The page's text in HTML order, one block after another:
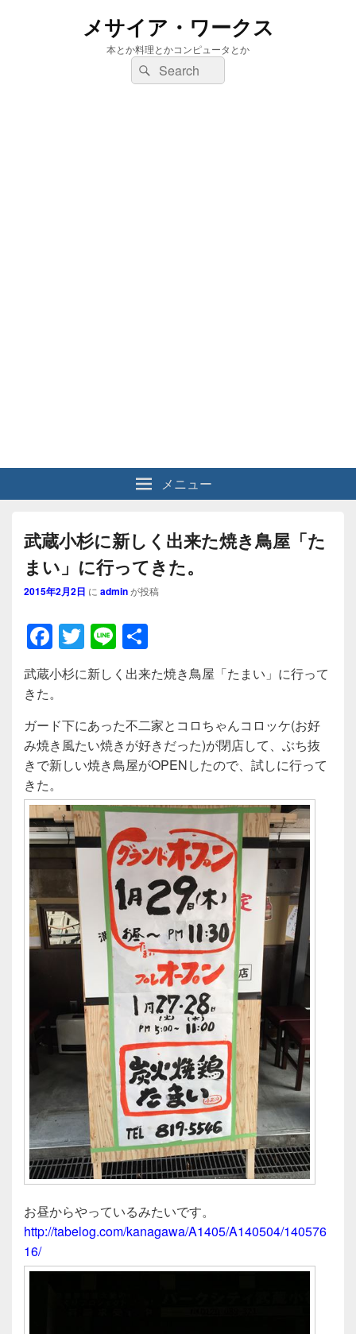
メサイア・ワークス
本とか料理とかコンピュータとか
検
索:
検
索
メニュー
武蔵小杉に新しく出来た焼き鳥屋「た
まい」に行ってきた。
2015年2月2日 に adminが投稿
F
a
c
e
b
o
o
k
T
wi
tt
er
Li
n
e
有
武蔵小杉に新しく出来た焼き鳥屋「たまい」に行って
きた。
ガード下にあった不二家とコロちゃんコロッケ(お好
み焼き風たい焼きが好きだった)が閉店して、ぶち抜
きで新しい焼き鳥屋がOPENしたので、試しに行って
きた。
お昼からやっているみたいです。
http://tabelog.com/kanagawa/A1405/A140504/140576
16/